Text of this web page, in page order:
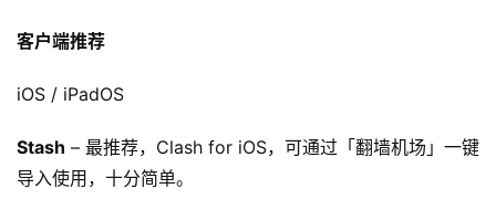
客户端推荐
iOS / iPadOS
Stash – 最推荐，Clash for iOS，可通过「翻墙机场」一键
导入使用，十分简单。